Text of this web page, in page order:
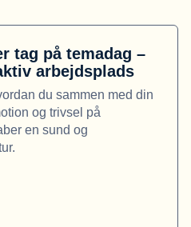
tag på temadag –
arbejdsplads
du sammen med din
og trivsel på
en sund og